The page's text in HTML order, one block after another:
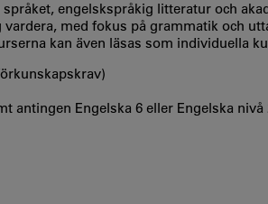
engelskspråkig litteratur och
vardera, med fokus på grammatik och
kan även läsas som individuella
antingen Engelska 6 eller Engelska nivå